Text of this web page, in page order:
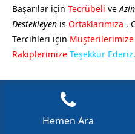
Başarılar için Tecrübeli ve
Destekleyen is Ortaklarımıza ,
Tercihleri için Müşterilerimize
Rakiplerimize Teşekkür Ederiz.
Hemen Ara